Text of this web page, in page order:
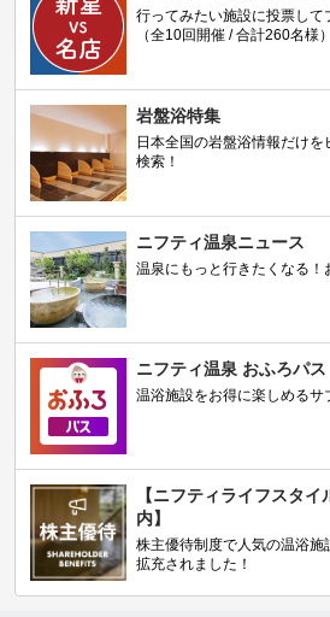
行ってみたい施設に投票して
（全10回開催 / 合計260名様）
岩盤浴特集
日本全国の岩盤浴情報だけ
検索！
ニフティ温泉ニュース
温泉にもっと行きたくなる！
ニフティ温泉 おふろパス
温浴施設をお得に楽しめるサ
【ニフティライフスタ
内】
株主優待制度で人気の温浴
拡充されました！